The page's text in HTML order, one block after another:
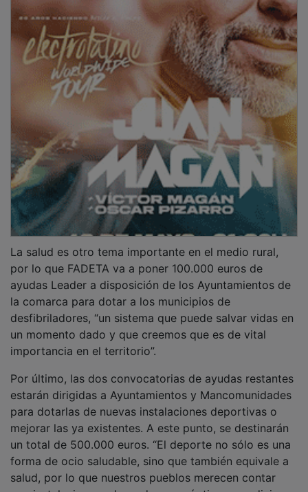
por lo que FADETA va a poner 100.000 euros de
ayudas Leader a disposición de los Ayuntamientos de
la comarca para dotar a los municipios de
desfibriladores, “un sistema que puede salvar vidas en
un momento dado y que creemos que es de vital
importancia en el territorio”.
estarán dirigidas a Ayuntamientos y Mancomunidades
para dotarlas de nuevas instalaciones deportivas o
mejorar las ya existentes. A este punto, se destinarán
un total de 500.000 euros. “El deporte no sólo es una
forma de ocio saludable, sino que también equivale a
salud, por lo que nuestros pueblos merecen contar
con instalaciones adecuadas y en óptimas condiciones